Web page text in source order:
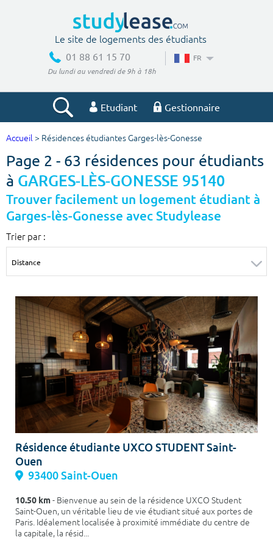
Le site de logements des étudiants
01 88 61 15 70
Du lundi au vendredi de 9h à 18h
FR
Etudiant Gestionnaire
Votre recherche
Ville, école
m² m²
Type de location
Colocation
Votre date d'entrée
Accueil > Résidences étudiantes Garges-lès-Gonesse
Page 2 - 63 résidences pour étudiants
à GARGES-LÈS-GONESSE 95140
Trouver facilement un logement étudiant à
Garges-lès-Gonesse avec Studylease
Trier par :
Résidence étudiante UXCO STUDENT Saint-
Ouen
93400 Saint-Ouen
10.50 km- Bienvenue au sein de la résidence UXCO Student
Saint-Ouen, un véritable lieu de vie étudiant situé aux portes de
Paris. Idéalement localisée à proximité immédiate du centre de
la capitale, la résid...